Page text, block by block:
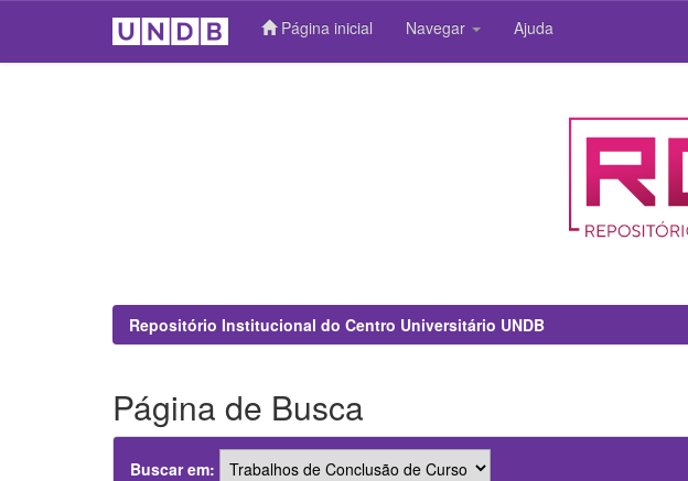
Página inicial Navegar Ajuda
Repositório Institucional do Centro Universitário UNDB
Página de Busca
Buscar em: